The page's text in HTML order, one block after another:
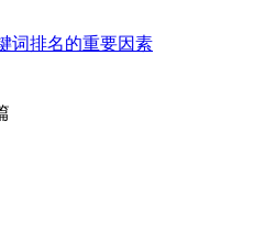
词排名的重要因素